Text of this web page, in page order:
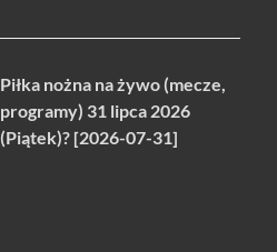
Piłka nożna na żywo (mecze,
programy) 31 lipca 2026
(Piątek)? [2026-07-31]